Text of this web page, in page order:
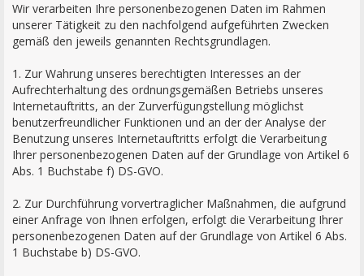
Wir verarbeiten Ihre personenbezogenen Daten im Rahmen
unserer Tätigkeit zu den nachfolgend aufgeführten Zwecken
gemäß den jeweils genannten Rechtsgrundlagen.
1. Zur Wahrung unseres berechtigten Interesses an der
Aufrechterhaltung des ordnungsgemäßen Betriebs unseres
Internetauftritts, an der Zurverfügungstellung möglichst
benutzerfreundlicher Funktionen und an der der Analyse der
Benutzung unseres Internetauftritts erfolgt die Verarbeitung
Ihrer personenbezogenen Daten auf der Grundlage von Artikel 6
Abs. 1 Buchstabe f) DS-GVO.
2. Zur Durchführung vorvertraglicher Maßnahmen, die aufgrund
einer Anfrage von Ihnen erfolgen, erfolgt die Verarbeitung Ihrer
personenbezogenen Daten auf der Grundlage von Artikel 6 Abs.
1 Buchstabe b) DS-GVO.